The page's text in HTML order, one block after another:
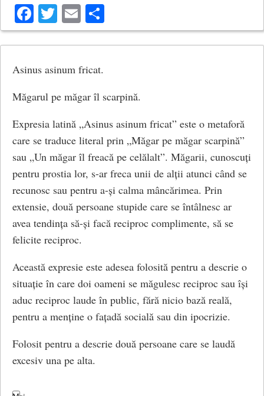
Facebook
Twitter
Email
Asinus asinum fricat.
Măgarul pe măgar îl scarpină.
Expresia latină „Asinus asinum fricat” este o metaforă
care se traduce literal prin „Măgar pe măgar scarpină”
sau „Un măgar îl freacă pe celălalt”. Măgarii, cunoscuți
pentru prostia lor, s-ar freca unii de alții atunci când se
recunosc sau pentru a-și calma mâncărimea. Prin
extensie, două persoane stupide care se întâlnesc ar
avea tendința să-și facă reciproc complimente, să se
felicite reciproc.
Această expresie este adesea folosită pentru a descrie o
situație în care doi oameni se măgulesc reciproc sau își
aduc reciproc laude în public, fără nicio bază reală,
pentru a menține o fațadă socială sau din ipocrizie.
Folosit pentru a descrie două persoane care se laudă
excesiv una pe alta.
Oamenii vanitoși se lingușesc reciproc în privința